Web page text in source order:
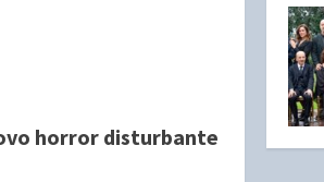
horror disturbante